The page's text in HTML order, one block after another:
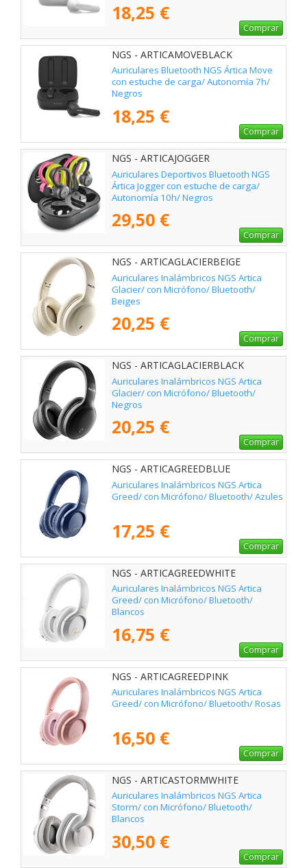
18,25 €
Comprar
NGS - ARTICAMOVEBLACK
Auriculares Bluetooth NGS Ártica Move
con estuche de carga/ Autonomía 7h/
Negros
18,25 €
Comprar
NGS - ARTICAJOGGER
Auriculares Deportivos Bluetooth NGS
Ártica Jogger con estuche de carga/
Autonomía 10h/ Negros
29,50 €
Comprar
NGS - ARTICAGLACIERBEIGE
Auriculares Inalámbricos NGS Artica
Glacier/ con Micrófono/ Bluetooth/
Beiges
20,25 €
Comprar
NGS - ARTICAGLACIERBLACK
Auriculares Inalámbricos NGS Artica
Glacier/ con Micrófono/ Bluetooth/
Negros
20,25 €
Comprar
NGS - ARTICAGREEDBLUE
Auriculares Inalámbricos NGS Artica
Greed/ con Micrófono/ Bluetooth/ Azules
17,25 €
Comprar
NGS - ARTICAGREEDWHITE
Auriculares Inalámbricos NGS Artica
Greed/ con Micrófono/ Bluetooth/
Blancos
16,75 €
Comprar
NGS - ARTICAGREEDPINK
Auriculares Inalámbricos NGS Artica
Greed/ con Micrófono/ Bluetooth/ Rosas
16,50 €
Comprar
NGS - ARTICASTORMWHITE
Auriculares Inalámbricos NGS Artica
Storm/ con Micrófono/ Bluetooth/
Blancos
30,50 €
Comprar